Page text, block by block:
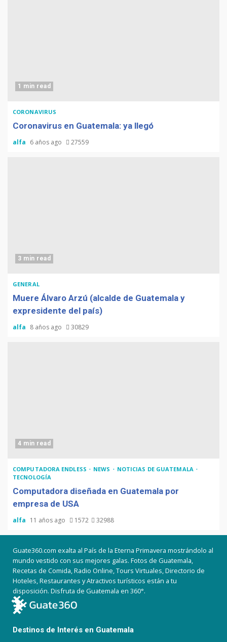
1 min read
CORONAVIRUS
Coronavirus en Guatemala: ya llegó
alfa 6 años ago 27559
3 min read
GENERAL
Muere Álvaro Arzú (alcalde de Guatemala y
expresidente del país)
alfa 8 años ago 30829
4 min read
COMPUTADORA ENDLESS NEWS
NOTICIAS DE GUATEMALA
TECNOLOGÍA
Computadora diseñada en Guatemala por
empresa de USA
alfa 11 años ago 1572 32988
Guate360.com exalta al País de la Eterna Primavera mostrándolo al
mundo vestido con sus mejores galas. Fotos de Guatemala,
Recetas de Comida, Radio Online, Tours Virtuales, Directorio de
Hoteles, Restaurantes y Atractivos turísticos están a tu
disposición. Disfruta de Guatemala en 360°.
Destinos de Interés en Guatemala